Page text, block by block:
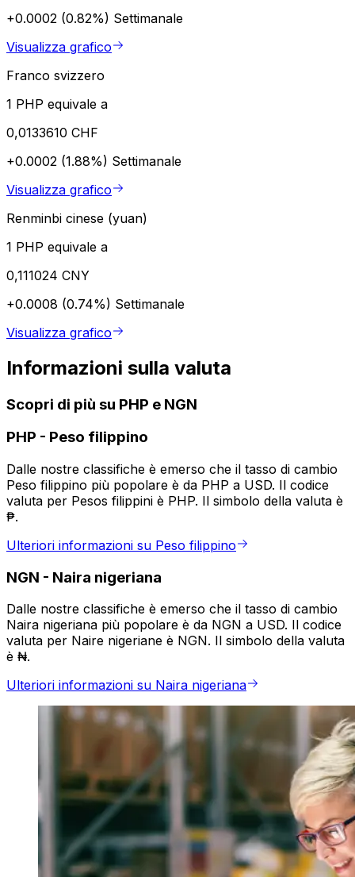
+0.0002 (0.82%) Settimanale
Visualizza grafico
Franco svizzero
1 PHP equivale a
0,0133610 CHF
+0.0002 (1.88%) Settimanale
Visualizza grafico
Renminbi cinese (yuan)
1 PHP equivale a
0,111024 CNY
+0.0008 (0.74%) Settimanale
Visualizza grafico
Informazioni sulla valuta
Scopri di più su PHP e NGN
PHP - Peso filippino
Dalle nostre classifiche è emerso che il tasso di cambio
Peso filippino più popolare è da PHP a USD. Il codice
valuta per Pesos filippini è PHP. Il simbolo della valuta è
₱.
Ulteriori informazioni su Peso filippino
NGN - Naira nigeriana
Dalle nostre classifiche è emerso che il tasso di cambio
Naira nigeriana più popolare è da NGN a USD. Il codice
valuta per Naire nigeriane è NGN. Il simbolo della valuta
è ₦.
Ulteriori informazioni su Naira nigeriana